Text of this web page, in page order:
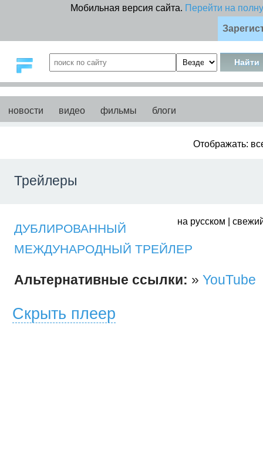
Мобильная версия сайта. Перейти на
новости видео фильмы блоги
Отображать:
Трейлеры
на русском |
ДУБЛИРОВАННЫЙ
МЕЖДУНАРОДНЫЙ ТРЕЙЛЕР
Альтернативные ссылки: » YouTube
Скрыть плеер